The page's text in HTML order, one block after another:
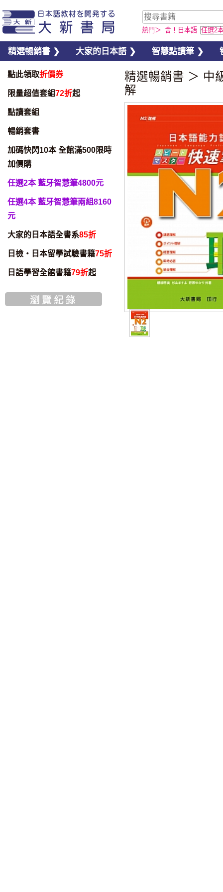
熱門＞ 會！日本語 任選2
精選暢銷書 ❯ 大家的日本語 ❯ 智慧點讀筆 ❯
點此領取折價券
限量超值套組72折起
點讀套組
暢銷套書
加碼快閃10本 全館滿500限時
加價購
任選2本 藍牙智慧筆4800元
任選4本 藍牙智慧筆兩組8160
元
大家的日本語全書系85折
日檢・日本留學試驗書籍75折
日語學習全館書籍79折起
精選暢銷書 ＞ 中
解